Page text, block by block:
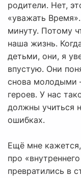
родители. Нет,
«уважать
минуту. Потому
наша жизнь.
детьми, они, я
впустую. Они
снова молодыми
героев. У нас
должны учиться
ошибках.
Ещё мне
про
превратились в